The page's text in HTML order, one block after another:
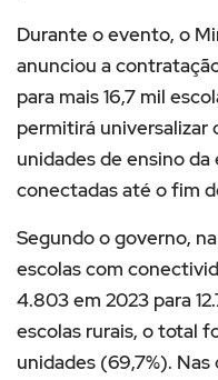
Durante o evento, o
anunciou a
para mais 16,7 mil
permitirá universalizar
unidades de ensino da
conectadas até o fim
Segundo o governo,
escolas com
4.803 em 2023 para
escolas rurais, o total
unidades (69,7%).